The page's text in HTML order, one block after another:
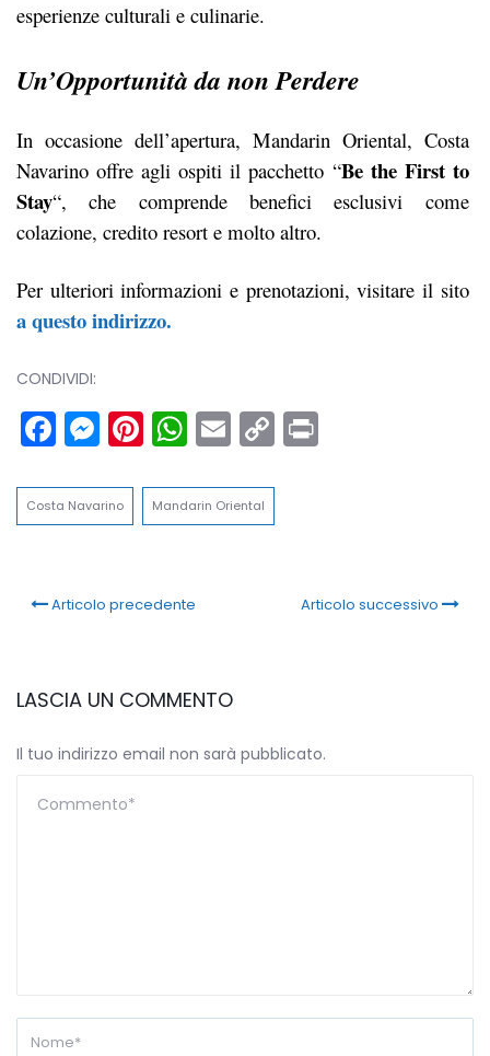
esperienze culturali e culinarie.
Un’Opportunità da non Perdere
In occasione dell’apertura, Mandarin Oriental, Costa
Navarino offre agli ospiti il pacchetto “Be the First to
Stay“, che comprende benefici esclusivi come
colazione, credito resort e molto altro.
Per ulteriori informazioni e prenotazioni, visitare il sito
a questo indirizzo.
CONDIVIDI:
Facebook
Messenger
Pinterest
WhatsApp
Email
Copy
Link
Costa Navarino Mandarin Oriental
Articolo precedente Articolo successivo
LASCIA UN COMMENTO
Il tuo indirizzo email non sarà pubblicato.